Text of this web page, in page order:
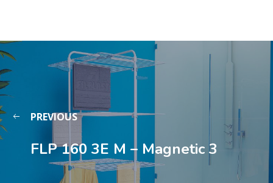
PREVIOUS
FLP 160 3E M – Magnetic 3